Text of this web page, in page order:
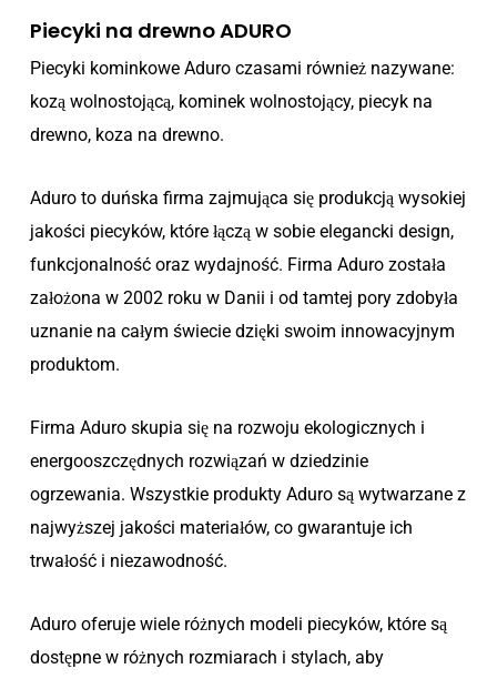
Piecyki na drewno ADURO
Piecyki kominkowe Aduro czasami również nazywane:
kozą wolnostojącą, kominek wolnostojący, piecyk na
drewno, koza na drewno.
Aduro to duńska firma zajmująca się produkcją wysokiej
jakości piecyków, które łączą w sobie elegancki design,
funkcjonalność oraz wydajność. Firma Aduro została
założona w 2002 roku w Danii i od tamtej pory zdobyła
uznanie na całym świecie dzięki swoim innowacyjnym
produktom.
Firma Aduro skupia się na rozwoju ekologicznych i
energooszczędnych rozwiązań w dziedzinie
ogrzewania. Wszystkie produkty Aduro są wytwarzane z
najwyższej jakości materiałów, co gwarantuje ich
trwałość i niezawodność.
Aduro oferuje wiele różnych modeli piecyków, które są
dostępne w różnych rozmiarach i stylach, aby